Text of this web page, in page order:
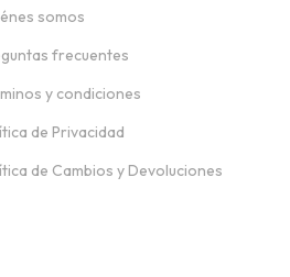
somos
frecuentes
y condiciones
de Privacidad
de Cambios y Devoluciones